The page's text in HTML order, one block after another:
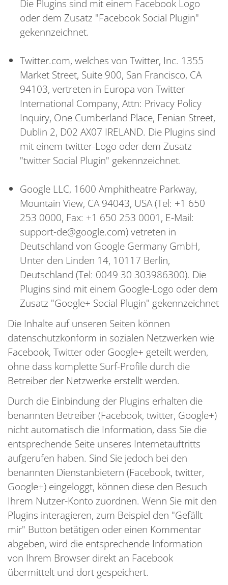
Die Plugins sind mit einem Facebook Logo
oder dem Zusatz "Facebook Social Plugin"
gekennzeichnet.
Twitter.com, welches von Twitter, Inc. 1355
Market Street, Suite 900, San Francisco, CA
94103, vertreten in Europa von Twitter
International Company, Attn: Privacy Policy
Inquiry, One Cumberland Place, Fenian Street,
Dublin 2, D02 AX07 IRELAND. Die Plugins sind
mit einem twitter-Logo oder dem Zusatz
"twitter Social Plugin" gekennzeichnet.
Google LLC, 1600 Amphitheatre Parkway,
Mountain View, CA 94043, USA (Tel: +1 650
253 0000, Fax: +1 650 253 0001, E-Mail:
support-de@google.com) vetreten in
Deutschland von Google Germany GmbH,
Unter den Linden 14, 10117 Berlin,
Deutschland (Tel: 0049 30 303986300). Die
Plugins sind mit einem Google-Logo oder dem
Zusatz "Google+ Social Plugin" gekennzeichnet
Die Inhalte auf unseren Seiten können
datenschutzkonform in sozialen Netzwerken wie
Facebook, Twitter oder Google+ geteilt werden,
ohne dass komplette Surf-Profile durch die
Betreiber der Netzwerke erstellt werden.
Durch die Einbindung der Plugins erhalten die
benannten Betreiber (Facebook, twitter, Google+)
nicht automatisch die Information, dass Sie die
entsprechende Seite unseres Internetauftritts
aufgerufen haben. Sind Sie jedoch bei den
benannten Dienstanbietern (Facebook, twitter,
Google+) eingeloggt, können diese den Besuch
Ihrem Nutzer-Konto zuordnen. Wenn Sie mit den
Plugins interagieren, zum Beispiel den "Gefällt
mir" Button betätigen oder einen Kommentar
abgeben, wird die entsprechende Information
von Ihrem Browser direkt an Facebook
übermittelt und dort gespeichert.